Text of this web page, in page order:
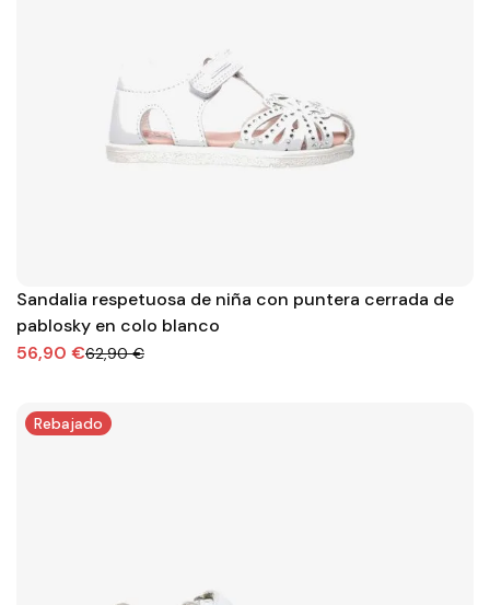
Sandalia respetuosa de niña con puntera cerrada de
pablosky en colo blanco
56,90 €62,90 €
Rebajado